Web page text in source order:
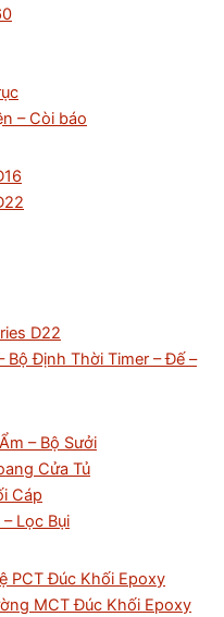
– Còi báo
D22
Bộ Định Thời Timer – Đế –
– Bộ Sưởi
Cửa Tủ
Cáp
Lọc Bụi
PCT Đúc Khối Epoxy
MCT Đúc Khối Epoxy